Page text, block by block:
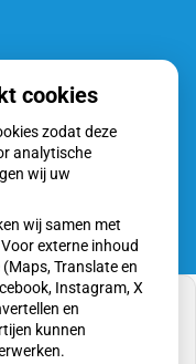
cookies
zodat deze
analytische
wij uw
wij samen met
externe inhoud
Translate en
Instagram, X
en
kunnen